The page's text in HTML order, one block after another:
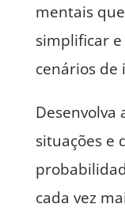
mentais
simplificar
cenários de
Desenvolva
situações e
cada vez